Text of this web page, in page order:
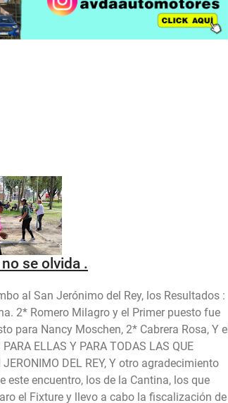
se olvida .
al San Jerónimo del Rey, los Resultados :
2* Romero Milagro y el Primer puesto fue
para Nancy Moschen, 2* Cabrera Rosa, Y el
ELLAS Y PARA TODAS LAS QUE
JERONIMO DEL REY, Y otro agradecimiento
encuentro, los de la Cantina, los que
el Fixture y llevo a cabo la fiscalización de